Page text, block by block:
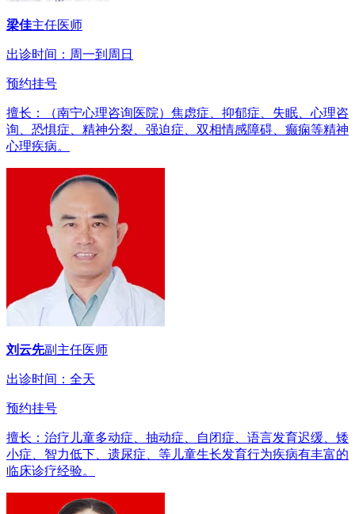
梁佳主任医师
出诊时间：周一到周日
预约挂号
擅长：（南宁心理咨询医院）焦虑症、抑郁症、失眠、心理咨
询、恐惧症、精神分裂、强迫症、双相情感障碍、癫痫等精神
心理疾病。
刘云先副主任医师
出诊时间：全天
预约挂号
擅长：治疗儿童多动症、抽动症、自闭症、语言发育迟缓、矮
小症、智力低下、遗尿症、等儿童生长发育行为疾病有丰富的
临床诊疗经验。